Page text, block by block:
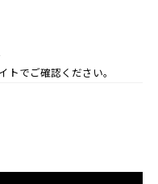
でご確認ください。